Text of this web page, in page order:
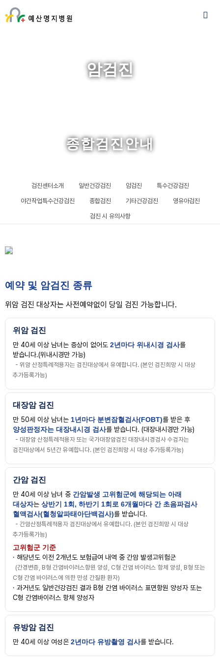
암검진
종합검진안내
검진센터소개 일반건강검진 암검진 특수건강검진
야간작업특수건강검진 종합검진 기타건강검진 영유아검진
검진 시 유의사항
예약 및 암검진 종류
위암 검진 대상자는 사전예약없이 당일 검진 가능합니다.
위암 검진
만 40세 이상 남녀는 증상이 없어도 2년마다 위내시경 검사를
받습니다.(위내시경만 가능)
- 위암 산정특례적용자는 검진대상에서 유예합니다. (본인 검진희망 시 대상
추가등록가능)
대장암 검진
만 50세 이상 남녀는 1년마다 분변잠혈검사(FOBT)를 받은 후
양성판정자는 대장내시경 검사를 받습니다. (대장내시경만 가능)
- 대장암 산정특례적용자 또는 국가대장암검진 대장내시경검사 수검자는
검진대상에서 5년간 유예합니다. (본인 검진희망 시 대상 추가등록가능)
간암 검진
만 40세 이상 남녀 중 간암발생 고위험군에 해당되는 아래
대상자는 상반기 1회, 하반기 1회로 6개월마다 간 초음파검사
혈액검사(혈청알파태아단백검사)를 받습니다.
- 간암산정특례적용자 검진대상에서 유예합니다. (본인 검진희망 시 대상
추가등록가능)
고위험군 기준
· 해당년도 이전 2개년도 보험급여 내역 중 간암 발생고위험군
(간경변증, B형 간염바이러스항원 양성, C형 간염 바이러스 항체 양성, B형 또는
C형 간염 바이러스에 의한 만성 간질환 환자)
· 과거년도 일반건강검진 결과 B형 간염 바이러스 표면항원 양성자 또는
C형 간염바이러스 항체 양성자
유방암 검진
만 40세 이상 여성은 2년마다 유방촬영 검사를 받습니다.